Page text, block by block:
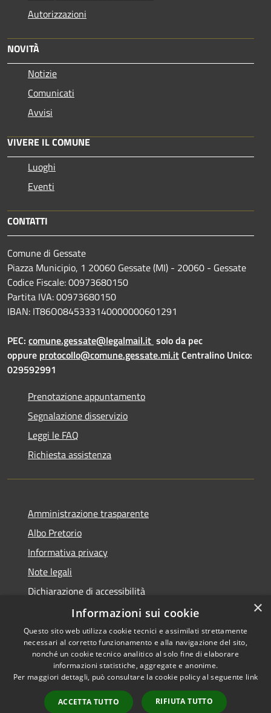
Autorizzazioni
NOVITÀ
Notizie
Comunicati
Avvisi
VIVERE IL COMUNE
Luoghi
Eventi
CONTATTI
Comune di Gessate
Piazza Municipio, 1 20060 Gessate (MI) - 20060 - Gessate
Codice Fiscale: 00973680150
Partita IVA: 00973680150
IBAN: IT86O0845333140000000601291
PEC: comune.gessate@legalmail.it solo da pec
oppure protocollo@comune.gessate.mi.itCentralino Unico:
029592991
Prenotazione appuntamento
Segnalazione disservizio
Leggi le FAQ
Richiesta assistenza
Amministrazione trasparente
Albo Pretorio
Informativa privacy
Note legali
Dichiarazione di accessibilità
Dichiarazione di accessibilità dal 2025
RSS
Accessibilità
Copyright © 2026 • Comune di
Municipium•
Accesso
×
Informazioni sui cookie
Questo sito web utilizza cookie tecnici e assimilati strettamente
necessari al corretto funzionamento e alla navigazione del sito,
nonché un cookie tecnico analitico al solo fine di elaborare
informazioni statistiche, aggregate e anonime.
Per maggiori dettagli, può consultare la cookie policy al seguente link
ACCETTA TUTTO RIFIUTA TUTTO